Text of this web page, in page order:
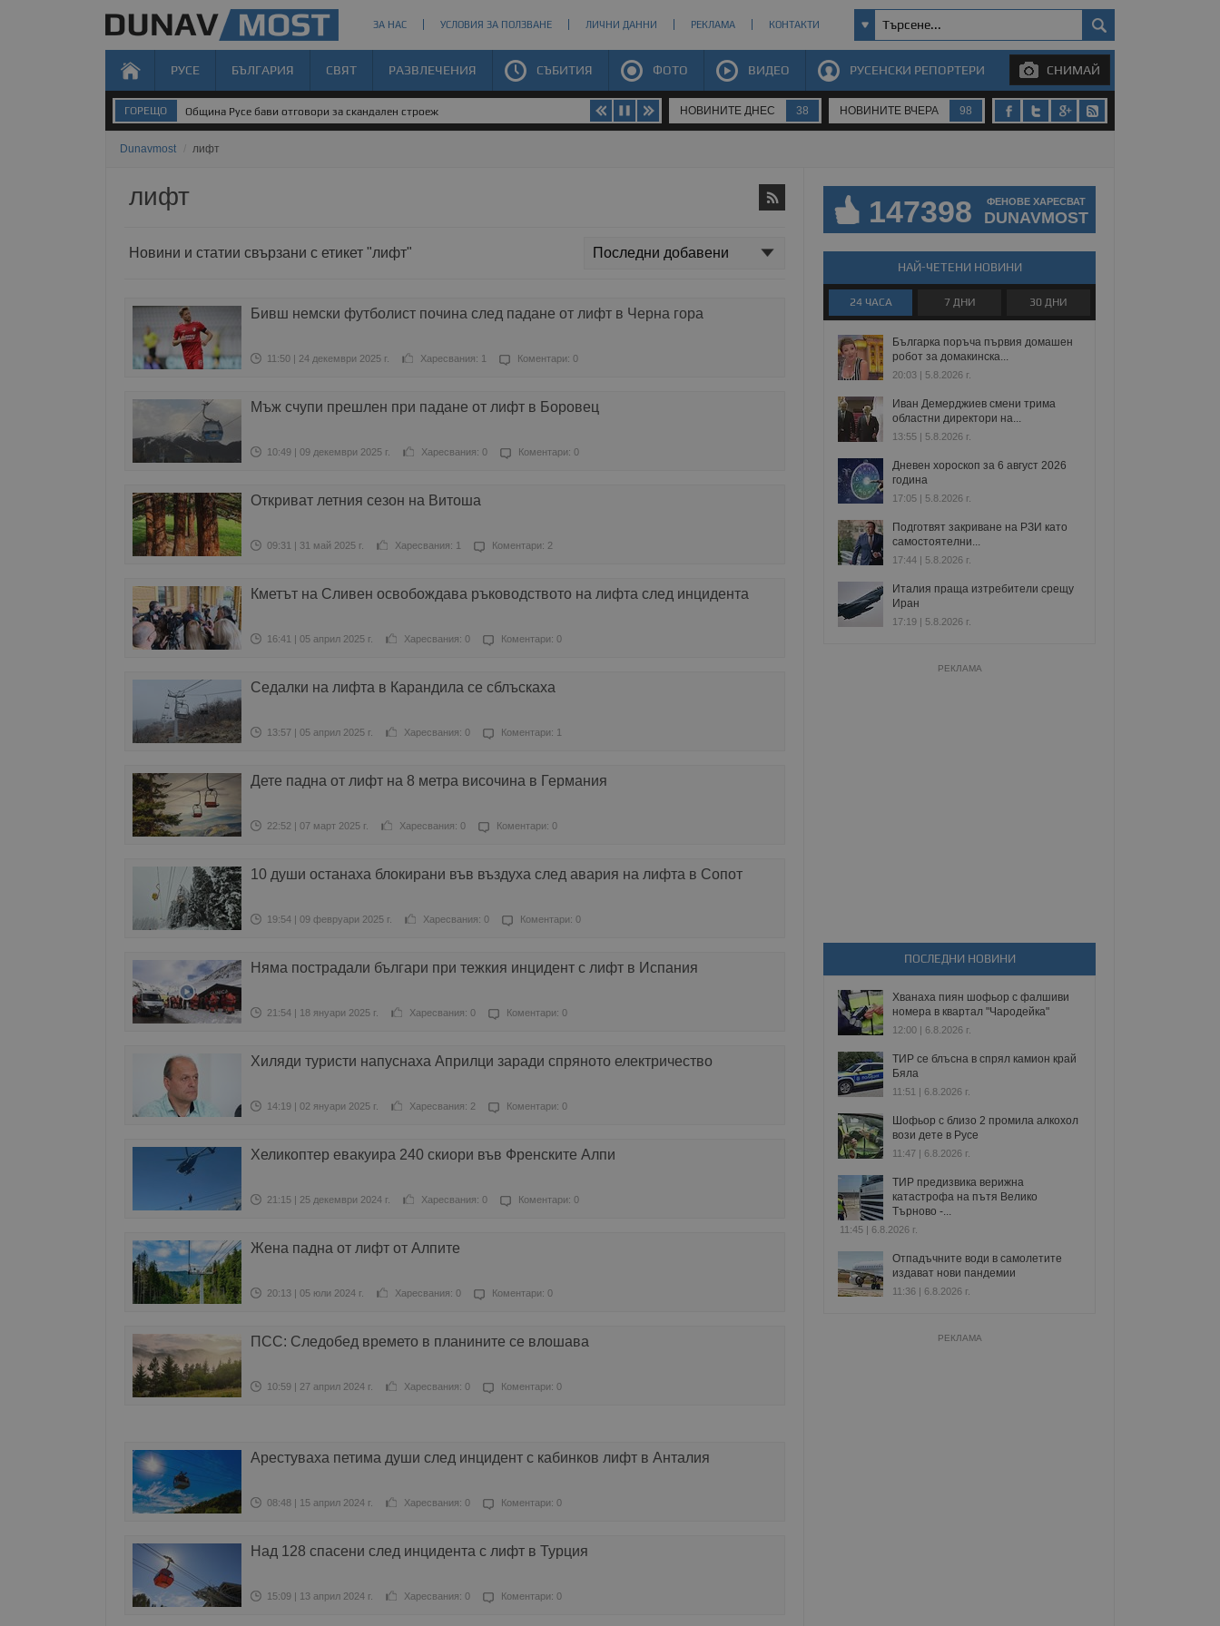
ЗА НАС УСЛОВИЯ ЗА ПОЛЗВАНЕ ЛИЧНИ ДАННИ РЕКЛАМА КОНТАКТИ
РУСЕ БЪЛГАРИЯ СВЯТ РАЗВЛЕЧЕНИЯ СЪБИТИЯ ФОТО ВИДЕО РУСЕНСКИ РЕПОРТЕРИ СНИМАЙ
ГОРЕЩО Община Русе бави отговори за скандален строеж НОВИНИТЕ ДНЕС 38 НОВИНИТЕ ВЧЕРА 98
Dunavmost лифт
лифт
Новини и статии свързани с етикет "лифт"
Бивш немски футболист почина след падане от лифт в Черна гора
11:50 | 24 декември 2025 г. Харесвания: 1 Коментари: 0
Мъж счупи прешлен при падане от лифт в Боровец
10:49 | 09 декември 2025 г. Харесвания: 0 Коментари: 0
Откриват летния сезон на Витоша
09:31 | 31 май 2025 г. Харесвания: 1 Коментари: 2
Кметът на Сливен освобождава ръководството на лифта след инцидента
16:41 | 05 април 2025 г. Харесвания: 0 Коментари: 0
Седалки на лифта в Карандила се сблъскаха
13:57 | 05 април 2025 г. Харесвания: 0 Коментари: 1
Дете падна от лифт на 8 метра височина в Германия
22:52 | 07 март 2025 г. Харесвания: 0 Коментари: 0
10 души останаха блокирани във въздуха след авария на лифта в Сопот
19:54 | 09 февруари 2025 г. Харесвания: 0 Коментари: 0
Няма пострадали българи при тежкия инцидент с лифт в Испания
21:54 | 18 януари 2025 г. Харесвания: 0 Коментари: 0
Хиляди туристи напуснаха Априлци заради спряното електричество
14:19 | 02 януари 2025 г. Харесвания: 2 Коментари: 0
Хеликоптер евакуира 240 скиори във Френските Алпи
21:15 | 25 декември 2024 г. Харесвания: 0 Коментари: 0
Жена падна от лифт от Алпите
20:13 | 05 юли 2024 г. Харесвания: 0 Коментари: 0
ПСС: Следобед времето в планините се влошава
10:59 | 27 април 2024 г. Харесвания: 0 Коментари: 0
Арестуваха петима души след инцидент с кабинков лифт в Анталия
08:48 | 15 април 2024 г. Харесвания: 0 Коментари: 0
Над 128 спасени след инцидента с лифт в Турция
15:09 | 13 април 2024 г. Харесвания: 0 Коментари: 0
147398 ФЕНОВЕ ХАРЕСВАТ
DUNAVMOST
НАЙ-ЧЕТЕНИ НОВИНИ
24 ЧАСА 7 ДНИ 30 ДНИ
Българка поръча първия домашен
робот за домакинска...
20:03 | 5.8.2026 г.
Иван Демерджиев смени трима
областни директори на...
13:55 | 5.8.2026 г.
Дневен хороскоп за 6 август 2026
година
17:05 | 5.8.2026 г.
Подготвят закриване на РЗИ като
самостоятелни...
17:44 | 5.8.2026 г.
Италия праща изтребители срещу
Иран
17:19 | 5.8.2026 г.
РЕКЛАМА
ПОСЛЕДНИ НОВИНИ
Хванаха пиян шофьор с фалшиви
номера в квартал "Чародейка"
12:00 | 6.8.2026 г.
ТИР се блъсна в спрял камион край
Бяла
11:51 | 6.8.2026 г.
Шофьор с близо 2 промила алкохол
вози дете в Русе
11:47 | 6.8.2026 г.
ТИР предизвика верижна
катастрофа на пътя Велико
Търново -...
11:45 | 6.8.2026 г.
Отпадъчните води в самолетите
издават нови пандемии
11:36 | 6.8.2026 г.
РЕКЛАМА